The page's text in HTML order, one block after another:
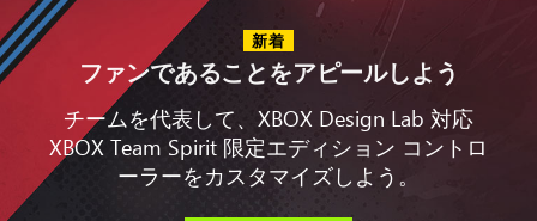
新着
ファンであることをアピールしよう
チームを代表して、XBOX Design Lab 対応
XBOX Team Spirit 限定エディション コントロ
ーラーをカスタマイズしよう。